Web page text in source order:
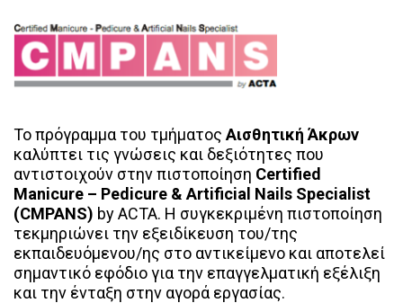
Το πρόγραμμα του τμήματος Αισθητική Άκρων
καλύπτει τις γνώσεις και δεξιότητες που
αντιστοιχούν στην πιστοποίηση Certified
Manicure – Pedicure & Artificial Nails Specialist
(CMPANS) by ACTA. Η συγκεκριμένη πιστοποίηση
τεκμηριώνει την εξειδίκευση του/της
εκπαιδευόμενου/ης στο αντικείμενο και αποτελεί
σημαντικό εφόδιο για την επαγγελματική εξέλιξη
και την ένταξη στην αγορά εργασίας.